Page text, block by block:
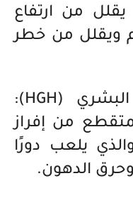
من ارتفاع
ويقلل من خطر
تنشيط هرمون النمو البشري (HGH):
من إفراز
يلعب دورًا
الدهون.